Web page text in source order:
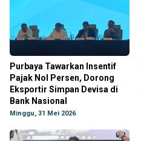
Purbaya Tawarkan Insentif
Pajak Nol Persen, Dorong
Eksportir Simpan Devisa di
Bank Nasional
Minggu, 31 Mei 2026